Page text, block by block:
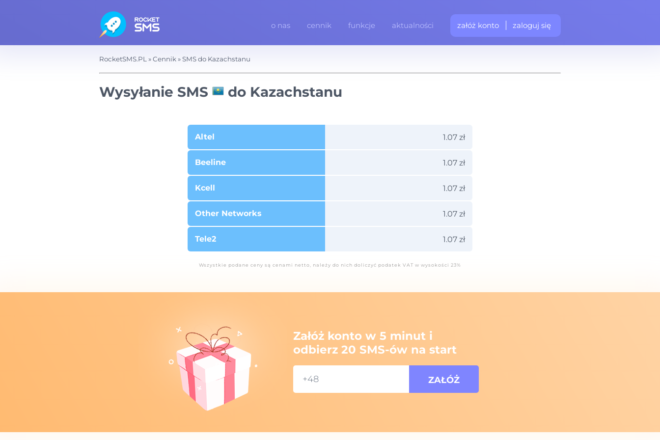
o nas cennik funkcje aktualności załóż konto zaloguj się
RocketSMS.PL »Cennik»SMS do Kazachstanu
Wysyłanie SMS do Kazachstanu
Altel 1.07 zł
Beeline 1.07 zł
Kcell 1.07 zł
Other Networks 1.07 zł
Tele2 1.07 zł
Wszystkie podane ceny są cenami netto, należy do nich doliczyć podatek VAT w wysokości 23%
Załóż konto w 5 minut i
odbierz 20 SMS-ów na start